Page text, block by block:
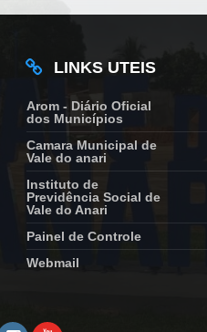
LINKS UTEIS
Arom - Diário Oficial
dos Municípios
Camara Municipal de
Vale do anari
Instituto de
Previdência Social de
Vale do Anari
Painel de Controle
Webmail